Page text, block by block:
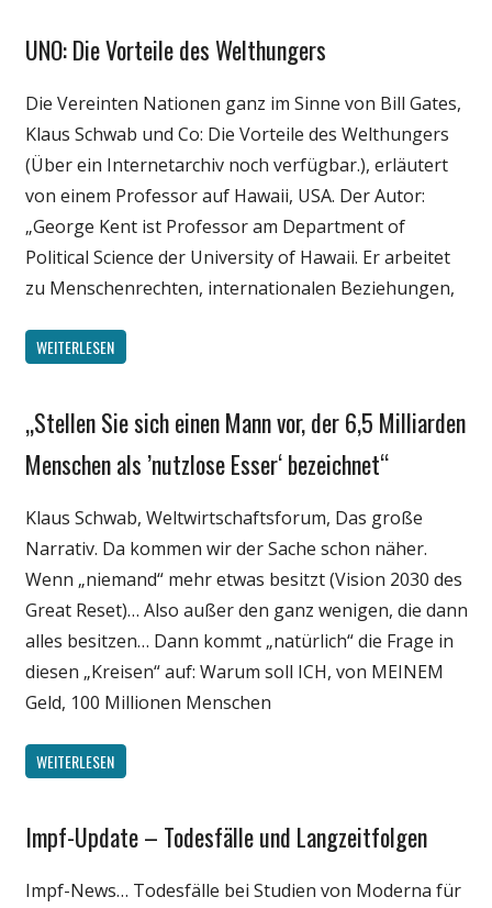
Gesellschaft
Politik
Wirtschaft
Wissenschaft
UNO: Die Vorteile des Welthungers
Die Vereinten Nationen ganz im Sinne von Bill Gates,
Klaus Schwab und Co: Die Vorteile des Welthungers
(Über ein Internetarchiv noch verfügbar.), erläutert
von einem Professor auf Hawaii, USA. Der Autor:
„George Kent ist Professor am Department of
Political Science der University of Hawaii. Er arbeitet
zu Menschenrechten, internationalen Beziehungen,
WEITERLESEN
Gesellschaft
Medien
Wirtschaft
Wissenschaft
„Stellen Sie sich einen Mann vor, der 6,5 Milliarden
Menschen als ’nutzlose Esser‘ bezeichnet“
Klaus Schwab, Weltwirtschaftsforum, Das große
Narrativ. Da kommen wir der Sache schon näher.
Wenn „niemand“ mehr etwas besitzt (Vision 2030 des
Great Reset)… Also außer den ganz wenigen, die dann
alles besitzen… Dann kommt „natürlich“ die Frage in
diesen „Kreisen“ auf: Warum soll ICH, von MEINEM
Geld, 100 Millionen Menschen
WEITERLESEN
Gesellschaft
Politik
Impf-Update – Todesfälle und Langzeitfolgen
Impf-News… Todesfälle bei Studien von Moderna für